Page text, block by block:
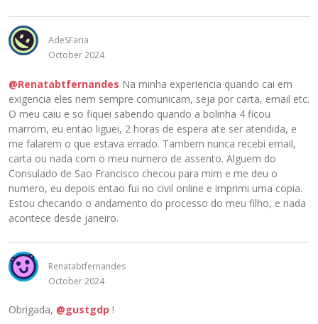
AdeSFaria
October 2024
@Renatabtfernandes Na minha experiencia quando cai em
exigencia eles nem sempre comunicam, seja por carta, email etc.
O meu caiu e so fiquei sabendo quando a bolinha 4 ficou
marrom, eu entao liguei, 2 horas de espera ate ser atendida, e
me falarem o que estava errado. Tambem nunca recebi email,
carta ou nada com o meu numero de assento. Alguem do
Consulado de Sao Francisco checou para mim e me deu o
numero, eu depois entao fui no civil online e imprimi uma copia.
Estou checando o andamento do processo do meu filho, e nada
acontece desde janeiro.
Renatabtfernandes
October 2024
Obrigada, @gustgdp !